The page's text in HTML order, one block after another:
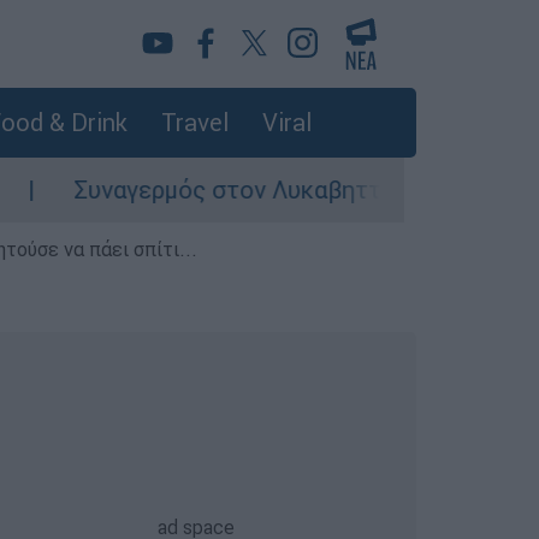
& Drink Travel Viral
στον Λυκαβηττό: Σορός σε
να πάει σπίτι...